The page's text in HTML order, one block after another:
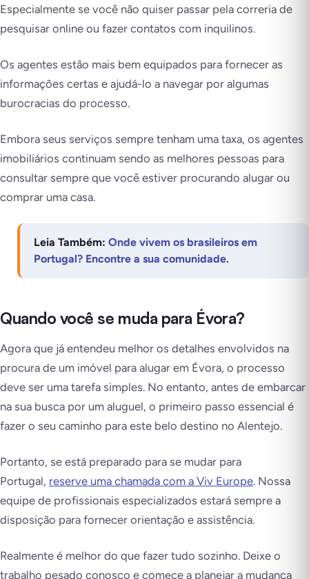
Especialmente se você não quiser passar pela correria de
pesquisar online ou fazer contatos com inquilinos.
Os agentes estão mais bem equipados para fornecer as
informações certas e ajudá-lo a navegar por algumas
burocracias do processo.
Embora seus serviços sempre tenham uma taxa, os agentes
imobiliários continuam sendo as melhores pessoas para
consultar sempre que você estiver procurando alugar ou
comprar uma casa.
Leia Também: Onde vivem os brasileiros em
Portugal? Encontre a sua comunidade.
Quando você se muda para Évora?
Agora que já entendeu melhor os detalhes envolvidos na
procura de um imóvel para alugar em Évora, o processo
deve ser uma tarefa simples. No entanto, antes de embarcar
na sua busca por um aluguel, o primeiro passo essencial é
fazer o seu caminho para este belo destino no Alentejo.
Portanto, se está preparado para se mudar para
Portugal, reserve uma chamada com a Viv Europe. Nossa
equipe de profissionais especializados estará sempre a
disposição para fornecer orientação e assistência.
Realmente é melhor do que fazer tudo sozinho. Deixe o
trabalho pesado conosco e comece a planejar a mudança